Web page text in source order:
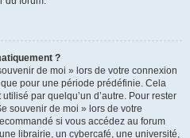
?
de moi » lors de votre connexion
pour une période prédéfinie. Cela
par quelqu’un d’autre. Pour rester
souvenir de moi » lors de votre
si vous accédez au forum
librairie, un cybercafé, une université,